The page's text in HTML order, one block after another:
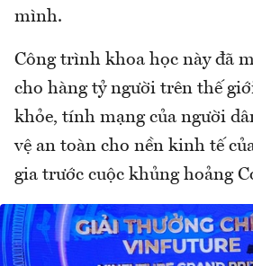
mình.
Công trình khoa học này đã
cho hàng tỷ người trên thế
khỏe, tính mạng của người
vệ an toàn cho nền kinh tế
gia trước cuộc khủng hoảng